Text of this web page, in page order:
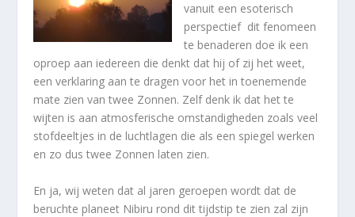
vanuit een esoterisch
perspectief dit fenomeen
te benaderen doe ik een
oproep aan iedereen die denkt dat hij of zij het weet,
een verklaring aan te dragen voor het in toenemende
mate zien van twee Zonnen. Zelf denk ik dat het te
wijten is aan atmosferische omstandigheden zoals veel
stofdeeltjes in de luchtlagen die als een spiegel werken
en zo dus twee Zonnen laten zien.
En ja, wij weten dat al jaren geroepen wordt dat de
beruchte planeet Nibiru rond dit tijdstip te zien zal zijn